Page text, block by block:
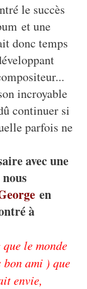
le succès
et une
donc temps
incroyable
continuer si
parfois ne
avec une
en
à
le monde
ami ) que
envie,